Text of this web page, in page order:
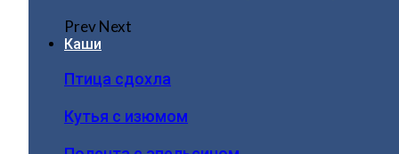
PrevNext
Каши
Птица сдохла
Кутья с изюмом